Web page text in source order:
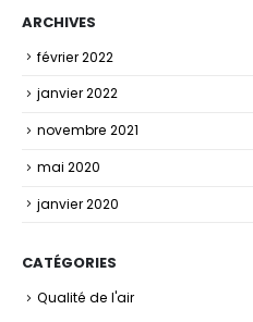
ARCHIVES
février 2022
janvier 2022
novembre 2021
mai 2020
janvier 2020
CATÉGORIES
Qualité de l'air